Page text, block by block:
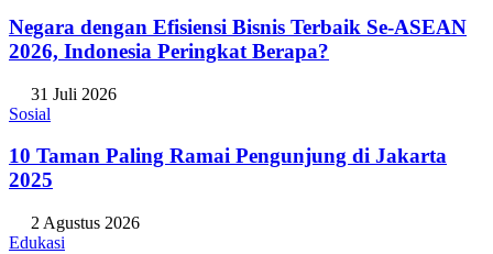
Negara dengan Efisiensi Bisnis Terbaik Se-ASEAN
2026, Indonesia Peringkat Berapa?
31 Juli 2026
Sosial
10 Taman Paling Ramai Pengunjung di Jakarta
2025
2 Agustus 2026
Edukasi